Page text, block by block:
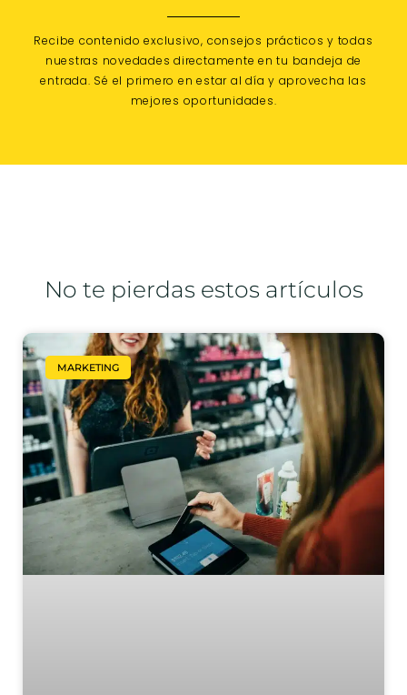
Recibe contenido exclusivo, consejos prácticos y todas
nuestras novedades directamente en tu bandeja de
entrada. Sé el primero en estar al día y aprovecha las
mejores oportunidades.
No te pierdas estos artículos
MARKETING